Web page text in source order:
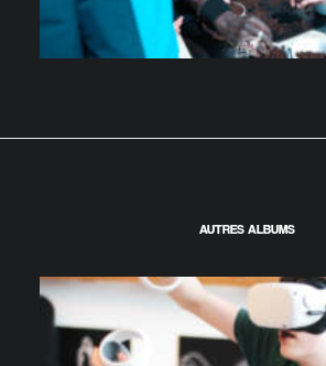
AUTRES ALBUMS